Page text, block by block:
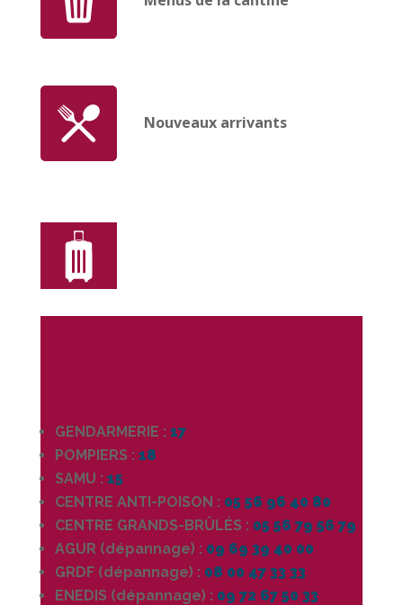
Nouveaux arrivants
GENDARMERIE : 17
POMPIERS : 18
SAMU : 15
CENTRE ANTI-POISON : 05 56 96 40 80
CENTRE GRANDS-BRÛLÉS : 05 56 79 56 79
AGUR (dépannage) : 09 69 39 40 00
GRDF (dépannage) : 08 00 47 33 33
ENEDIS (dépannage) : 09 72 67 50 33